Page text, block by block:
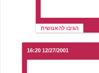
הגיבו להאנושית
12/27/2001 16:20